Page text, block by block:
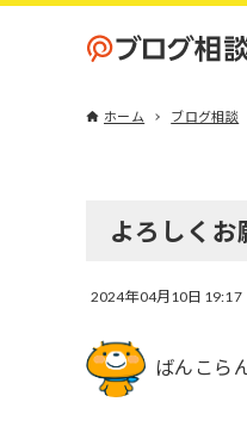
ホーム ブログ相談
よろしく
2024年04月10日 19:17
ばんこら